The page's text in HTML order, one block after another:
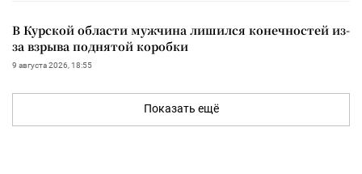
В Курской области мужчина лишился конечностей из-
за взрыва поднятой коробки
9 августа 2026, 18:55
Показать ещё